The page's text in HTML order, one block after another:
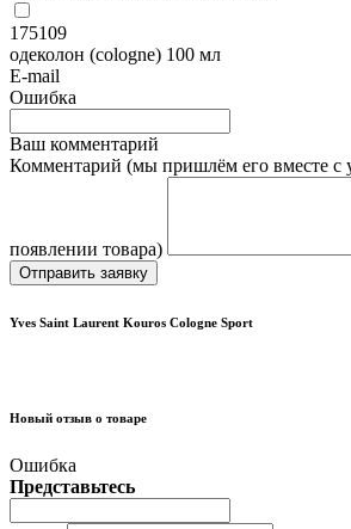
175109
одеколон (cologne) 100 мл
E-mail
Ошибка
Ваш комментарий
Комментарий (мы пришлём его вместе с
появлении товара)
Отправить заявку
Yves Saint Laurent Kouros Cologne Sport
Новый отзыв о товаре
Ошибка
Представьтесь